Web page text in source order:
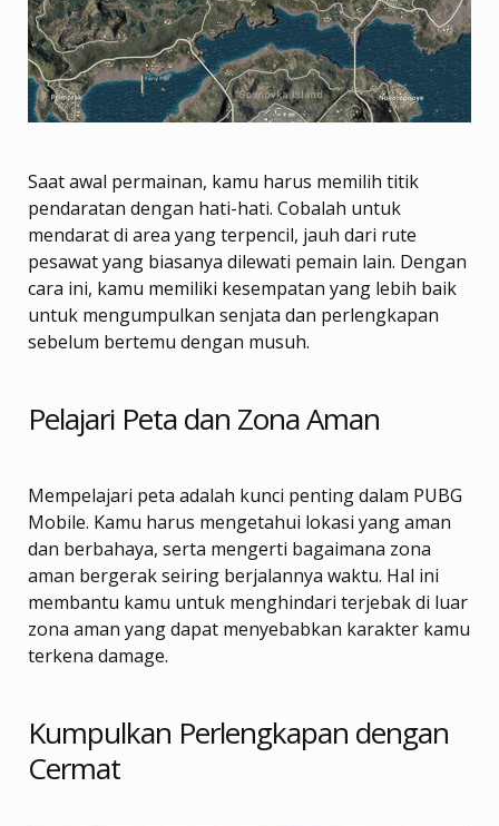
Saat awal permainan, kamu harus memilih titik
pendaratan dengan hati-hati. Cobalah untuk
mendarat di area yang terpencil, jauh dari rute
pesawat yang biasanya dilewati pemain lain. Dengan
cara ini, kamu memiliki kesempatan yang lebih baik
untuk mengumpulkan senjata dan perlengkapan
sebelum bertemu dengan musuh.
Pelajari Peta dan Zona Aman
Mempelajari peta adalah kunci penting dalam PUBG
Mobile. Kamu harus mengetahui lokasi yang aman
dan berbahaya, serta mengerti bagaimana zona
aman bergerak seiring berjalannya waktu. Hal ini
membantu kamu untuk menghindari terjebak di luar
zona aman yang dapat menyebabkan karakter kamu
terkena damage.
Kumpulkan Perlengkapan dengan
Cermat